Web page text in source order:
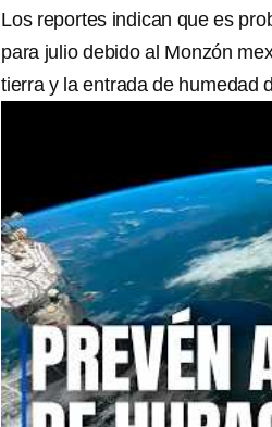
Los reportes indican que es
para julio debido al Monzón
tierra y la entrada de humedad